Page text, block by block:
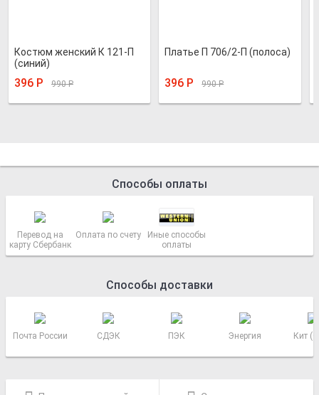
Костюм женский К 121-П
(синий)
396 Р 990Р
Платье П 706/2-П (полоса)
396 Р 990Р
Способы оплаты
Перевод на
карту Сбербанк
Оплата по счету
Иные способы
оплаты
Способы доставки
Почта России СДЭК ПЭК Энергия Кит